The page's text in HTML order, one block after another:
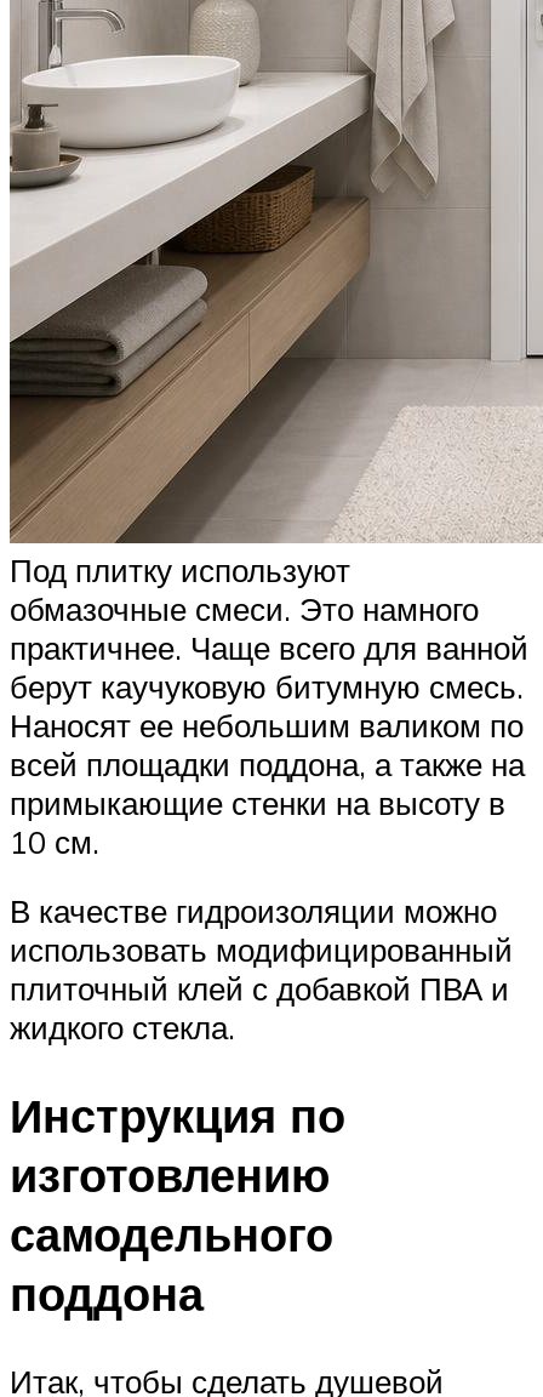
Под плитку используют
обмазочные смеси. Это намного
практичнее. Чаще всего для ванной
берут каучуковую битумную смесь.
Наносят ее небольшим валиком по
всей площадки поддона, а также на
примыкающие стенки на высоту в
10 см.
В качестве гидроизоляции можно
использовать модифицированный
плиточный клей с добавкой ПВА и
жидкого стекла.
Инструкция по
изготовлению
самодельного
поддона
Итак, чтобы сделать душевой